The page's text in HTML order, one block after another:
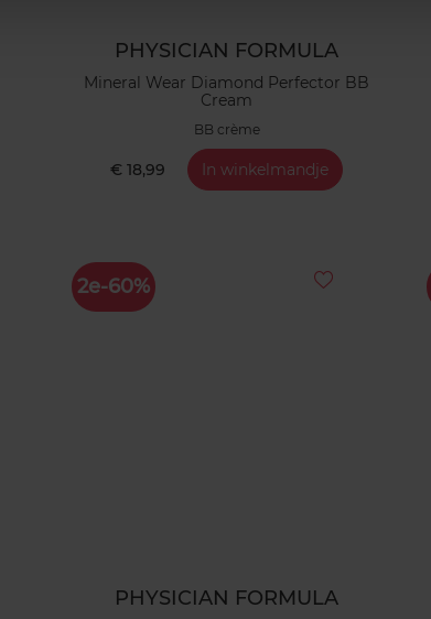
PHYSICIAN FORMULA
Mineral Wear Diamond Perfector BB
Cream
BB crème
€ 18,99 In winkelmandje
2e-60%
PHYSICIAN FORMULA